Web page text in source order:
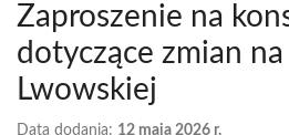
Zaproszenie na
dotyczące zmian
Lwowskiej
Data dodania: 12 maja 2026 r.